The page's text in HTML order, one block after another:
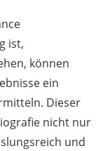
ist,
können
ein
Dieser
nicht nur
und